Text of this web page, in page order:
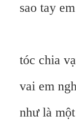
sao tay
tóc chia
vai em
như là